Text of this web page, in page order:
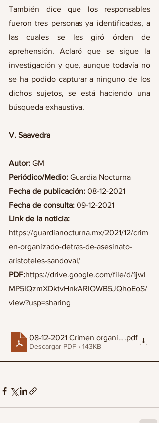
También dice que los responsables
fueron tres personas ya identificadas, a
las cuales se les giró órden de
aprehensión. Aclaró que se sigue la
investigación y que, aunque todavía no
se ha podido capturar a ninguno de los
dichos sujetos, se está haciendo una
búsqueda exhaustiva.
V. Saavedra
Autor: GM
Periódico/Medio: Guardia Nocturna
Fecha de publicación: 08-12-2021
Fecha de consulta: 09-12-2021
Link de la noticia:
https://guardianocturna.mx/2021/12/crim
en-organizado-detras-de-asesinato-
aristoteles-sandoval/
PDF:https://drive.google.com/file/d/1jwl
MP5IQzmXDktvHnkARlOWB5JQhoEoS/
view?usp=sharing
08-12-2021 Crimen organizado
.pdf
Descargar PDF • 143KB